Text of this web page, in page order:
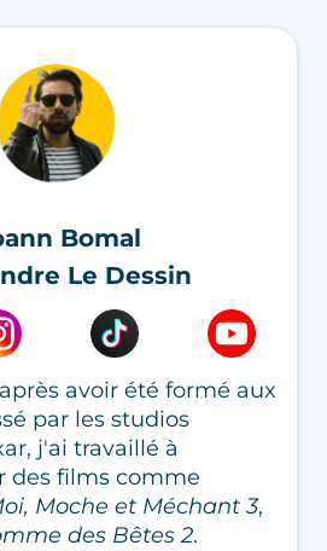
Bomal
Le Dessin
avoir été formé aux
par les studios
j'ai travaillé à
des films comme
Moche et Méchant 3,
des Bêtes 2.